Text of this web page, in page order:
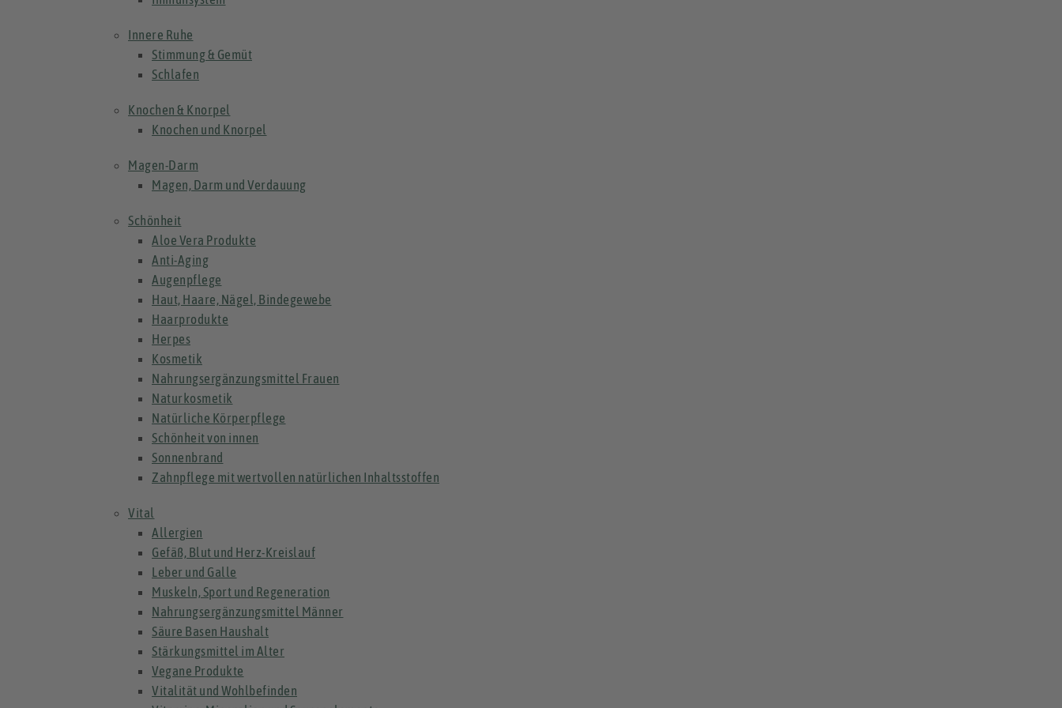
Innere Ruhe
Stimmung & Gemüt
Schlafen
Knochen & Knorpel
Knochen und Knorpel
Magen-Darm
Magen, Darm und Verdauung
Schönheit
Aloe Vera Produkte
Anti-Aging
Augenpflege
Haut, Haare, Nägel, Bindegewebe
Haarprodukte
Herpes
Kosmetik
Nahrungsergänzungsmittel Frauen
Naturkosmetik
Natürliche Körperpflege
Schönheit von innen
Sonnenbrand
Zahnpflege mit wertvollen natürlichen Inhaltsstoffen
Vital
Allergien
Gefäß, Blut und Herz-Kreislauf
Leber und Galle
Muskeln, Sport und Regeneration
Nahrungsergänzungsmittel Männer
Säure Basen Haushalt
Stärkungsmittel im Alter
Vegane Produkte
Vitalität und Wohlbefinden